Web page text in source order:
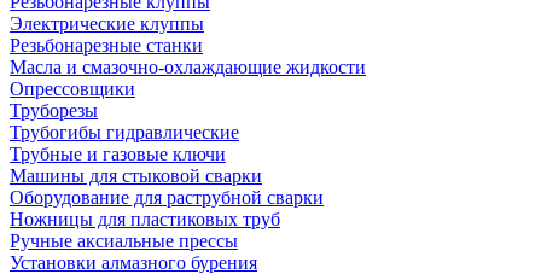
Электрические клуппы
Резьбонарезные станки
Масла и смазочно-охлаждающие жидкости
Опрессовщики
Труборезы
Трубогибы гидравлические
Трубные и газовые ключи
Машины для стыковой сварки
Оборудование для раструбной сварки
Ножницы для пластиковых труб
Ручные аксиальные прессы
Установки алмазного бурения